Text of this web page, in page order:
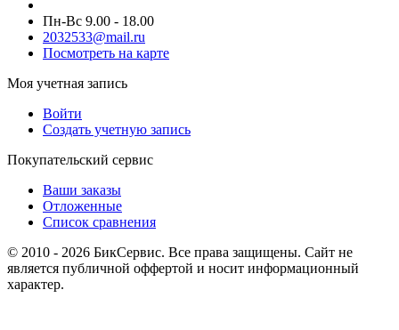
Пн-Вс 9.00 - 18.00
2032533@mail.ru
Посмотреть на карте
Моя учетная запись
Войти
Создать учетную запись
Покупательский сервис
Ваши заказы
Отложенные
Список сравнения
© 2010 - 2026 БикСервис. Все права защищены. Сайт не
является публичной оффертой и носит информационный
характер.